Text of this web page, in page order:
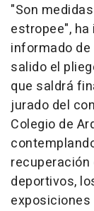
"Son
estropee",
informado
salido el
que saldrá
jurado del
Colegio de
deportivos,